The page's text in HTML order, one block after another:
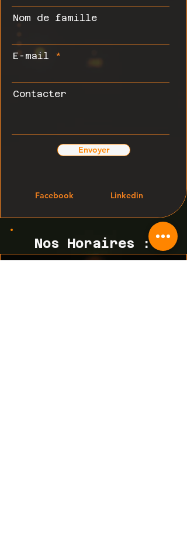
Nom de famille
E-mail
Contacter
Envoyer
Facebook Linkedin
Nos Horaires :